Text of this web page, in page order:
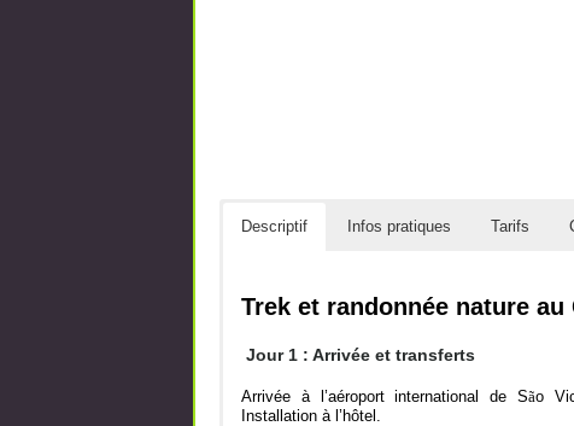
Descriptif Infos pratiques Tarifs
Trek et randonnée nature
Jour 1 : Arrivée et transferts
Arrivée à l’aéroport international de São
Installation à l’hôtel.